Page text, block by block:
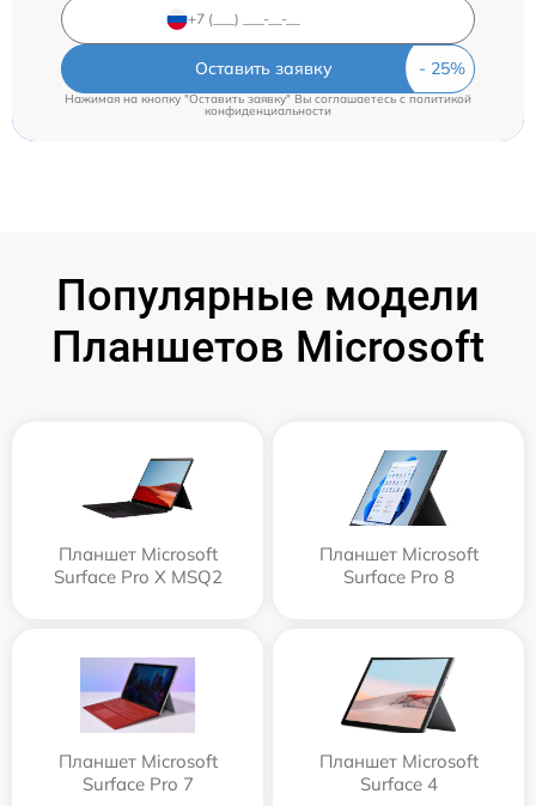
Оставить заявку
Нажимая на кнопку "Оставить заявку" Вы соглашаетесь cполитикой
конфиденциальности
Популярные модели
Планшетов Microsoft
Планшет Microsoft
Surface Pro X MSQ2
Планшет Microsoft
Surface Pro 8
Планшет Microsoft
Surface Pro 7
Планшет Microsoft
Surface 4